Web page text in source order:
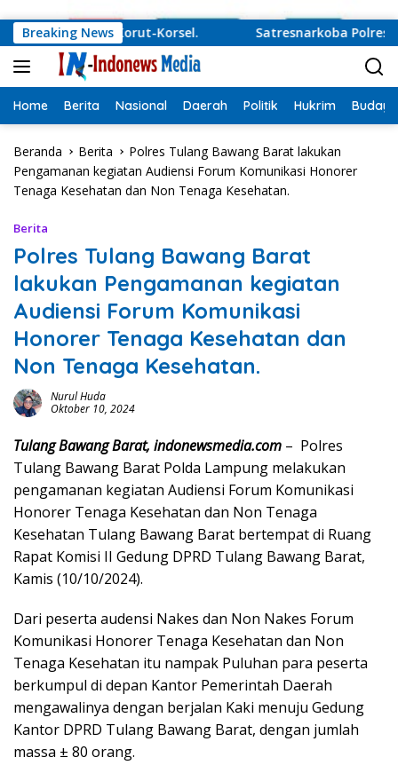
Breaking News
Damai Korut-Korsel. Satresnarkoba Polres
Home Berita Nasional Daerah Politik Hukrim Budaya
Beranda Berita
Polres Tulang Bawang Barat lakukan
Pengamanan kegiatan Audiensi Forum Komunikasi Honorer
Tenaga Kesehatan dan Non Tenaga Kesehatan.
Berita
Polres Tulang Bawang Barat
lakukan Pengamanan kegiatan
Audiensi Forum Komunikasi
Honorer Tenaga Kesehatan dan
Non Tenaga Kesehatan.
Nurul Huda
Oktober 10, 2024
Tulang Bawang Barat, indonewsmedia.com – Polres
Tulang Bawang Barat Polda Lampung melakukan
pengamanan kegiatan Audiensi Forum Komunikasi
Honorer Tenaga Kesehatan dan Non Tenaga
Kesehatan Tulang Bawang Barat bertempat di Ruang
Rapat Komisi II Gedung DPRD Tulang Bawang Barat,
Kamis (10/10/2024).
Dari peserta audensi Nakes dan Non Nakes Forum
Komunikasi Honorer Tenaga Kesehatan dan Non
Tenaga Kesehatan itu nampak Puluhan para peserta
berkumpul di depan Kantor Pemerintah Daerah
mengawalinya dengan berjalan Kaki menuju Gedung
Kantor DPRD Tulang Bawang Barat, dengan jumlah
massa ± 80 orang.